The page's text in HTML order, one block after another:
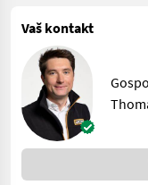
Vaš kontakt